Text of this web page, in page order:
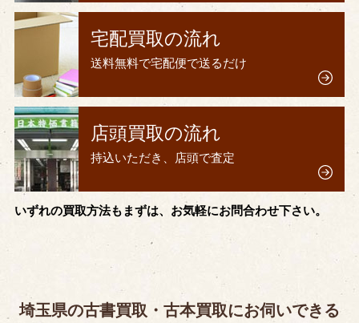
宅配買取の流れ
送料無料で宅配便で送るだけ
店頭買取の流れ
持込いただき、店頭で査定
いずれの買取方法もまずは、お気軽にお問合わせ下さい。
埼玉県の古書買取・古本買取にお伺いできる